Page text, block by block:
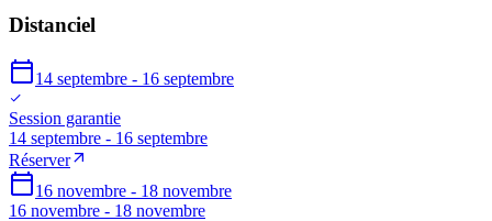
Distanciel
14 septembre - 16 septembre
Session garantie
14 septembre - 16 septembre
Réserver
16 novembre - 18 novembre
16 novembre - 18 novembre